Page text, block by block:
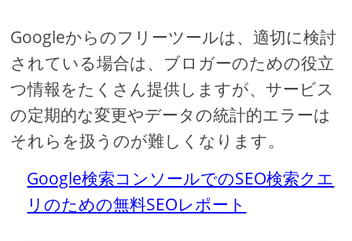
Googleからのフリーツールは、適切に検討
されている場合は、ブロガーのための役立
つ情報をたくさん提供しますが、サービス
の定期的な変更やデータの統計的エラーは
それらを扱うのが難しくなります。
Google検索コンソールでのSEO検索クエ
リのための無料SEOレポート